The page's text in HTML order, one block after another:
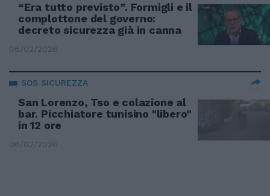
“Era tutto previsto”. Formigli e il
complottone del governo:
decreto sicurezza già in canna
06/02/2026
SOS SICUREZZA
San Lorenzo, Tso e colazione al
bar. Picchiatore tunisino "libero"
in 12 ore
06/02/2026